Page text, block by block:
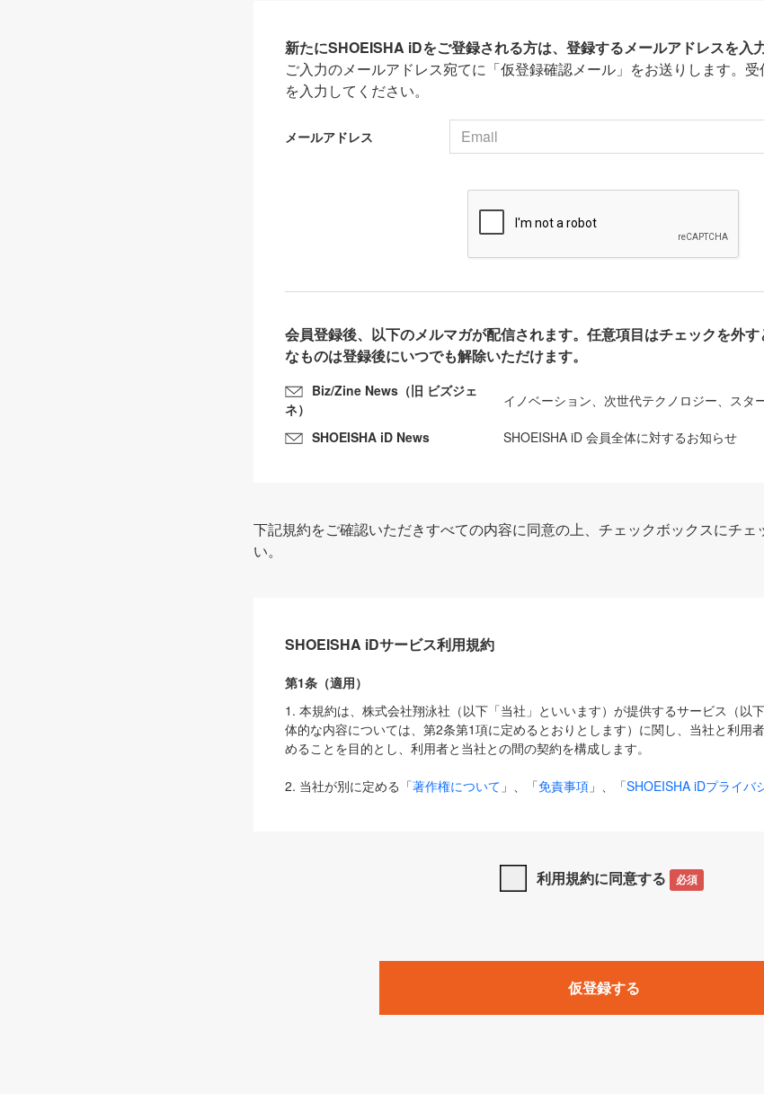
新たにSHOEISHA iDをご登録される方は、登録するメールアドレスを入
ご入力のメールアドレス宛てに「仮登録確認メール」をお送りします。
を入力してください。
メールアドレス
会員登録後、以下のメルマガが配信されます。任意項目はチェックを外
なものは登録後にいつでも解除いただけます。
Biz/Zine News（旧 ビズジェ
ネ）
イノベーション、次世代テクノロジー、スタ
SHOEISHA iD News SHOEISHA iD 会員全体に対するお知らせ
下記規約をご確認いただきすべての内容に同意の上、チェックボックスにチェ
い。
SHOEISHA iDサービス利用規約
第1条（適用）
1. 本規約は、株式会社翔泳社（以下「当社」といいます）が提供するサービス（以
体的な内容については、第2条第1項に定めるとおりとします）に関し、当社と利用
めることを目的とし、利用者と当社との間の契約を構成します。
2. 当社が別に定める「著作権について 」、「免責事項 」、「SHOEISHA iDプライバ
は、本規約の規定が優先して適用されるものとします。
1. 「本サービス」とは、当社が提供する以下のサービス（名称や内容が変更された
みます）及びこれらサービスに関連して当社が実施するイベントやキャンペーンをい
「SEBook」「SEShop」「CodeZine」「MarkeZine」「EnterpriseZine」「ECzine
利用規約に同意する 必須
仮登録する